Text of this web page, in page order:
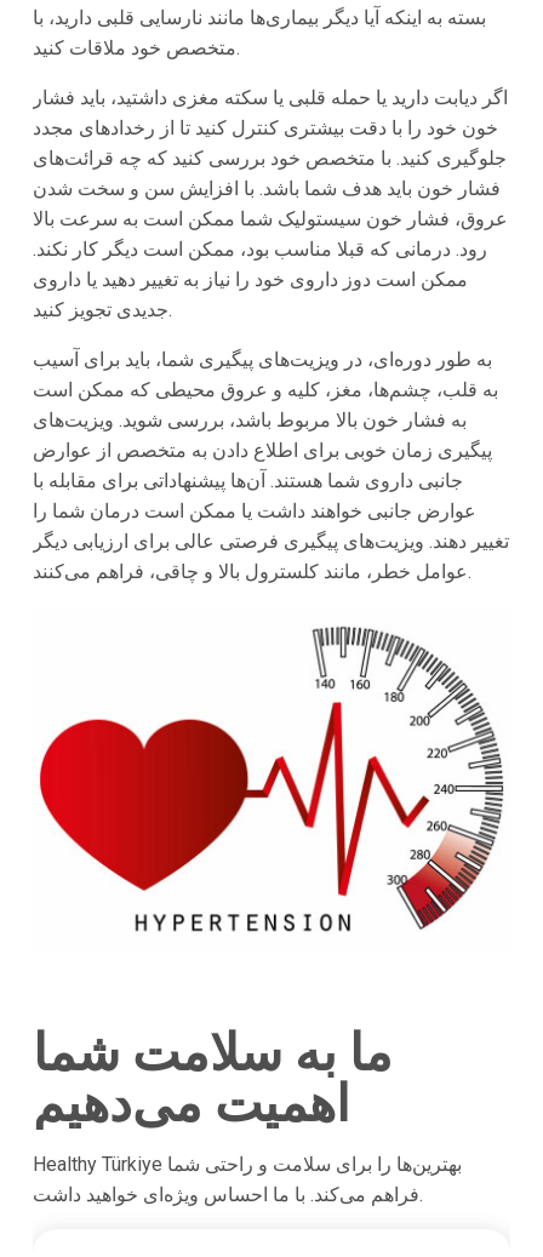
بسته به اینکه آیا دیگر بیماری‌ها مانند نارسایی قلبی دارید، با
متخصص خود ملاقات کنید.
اگر دیابت دارید یا حمله قلبی یا سکته مغزی داشتید، باید فشار
خون خود را با دقت بیشتری کنترل کنید تا از رخدادهای مجدد
جلوگیری کنید. با متخصص خود بررسی کنید که چه قرائت‌های
فشار خون باید هدف شما باشد. با افزایش سن و سخت شدن
عروق، فشار خون سیستولیک شما ممکن است به سرعت بالا
رود. درمانی که قبلا مناسب بود، ممکن است دیگر کار نکند.
ممکن است دوز داروی خود را نیاز به تغییر دهید یا داروی
جدیدی تجویز کنید.
به طور دوره‌ای، در ویزیت‌های پیگیری شما، باید برای آسیب
به قلب، چشم‌ها، مغز، کلیه و عروق محیطی که ممکن است
به فشار خون بالا مربوط باشد، بررسی شوید. ویزیت‌های
پیگیری زمان خوبی برای اطلاع دادن به متخصص از عوارض
جانبی داروی شما هستند. آن‌ها پیشنهاداتی برای مقابله با
عوارض جانبی خواهند داشت یا ممکن است درمان شما را
تغییر دهند. ویزیت‌های پیگیری فرصتی عالی برای ارزیابی دیگر
عوامل خطر، مانند کلسترول بالا و چاقی، فراهم می‌کنند.
ما به سلامت شما
اهمیت می‌دهیم
Healthy Türkiye بهترین‌ها را برای سلامت و راحتی شما
فراهم می‌کند. با ما احساس ویژه‌ای خواهید داشت.